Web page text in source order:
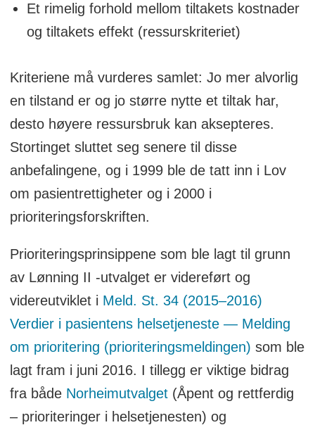
Et rimelig forhold mellom tiltakets kostnader
og tiltakets effekt (ressurskriteriet)
Kriteriene må vurderes samlet: Jo mer alvorlig
en tilstand er og jo større nytte et tiltak har,
desto høyere ressursbruk kan aksepteres.
Stortinget sluttet seg senere til disse
anbefalingene, og i 1999 ble de tatt inn i Lov
om pasientrettigheter og i 2000 i
prioriteringsforskriften.
Prioriteringsprinsippene som ble lagt til grunn
av Lønning II -utvalget er videreført og
videreutviklet i Meld. St. 34 (2015–2016)
Verdier i pasientens helsetjeneste — Melding
om prioritering (prioriteringsmeldingen) som ble
lagt fram i juni 2016. I tillegg er viktige bidrag
fra både Norheimutvalget(Åpent og rettferdig
– prioriteringer i helsetjenesten) og